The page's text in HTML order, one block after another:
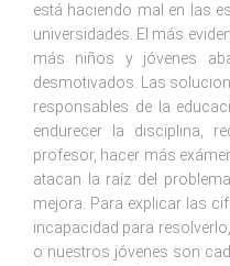
está haciendo mal en las
universidades. El más
más niños y jóvenes
desmotivados. Las
responsables de la
endurecer la disciplina,
profesor, hacer más
atacan la raíz del
mejora. Para explicar las
incapacidad para
o nuestros jóvenes son